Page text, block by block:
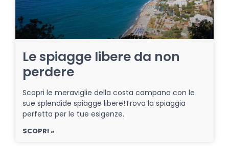
Le spiagge libere da non
perdere
Scopri le meraviglie della costa campana con le
sue splendide spiagge libere!Trova la spiaggia
perfetta per le tue esigenze.
SCOPRI »